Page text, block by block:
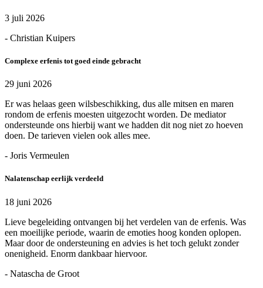
3 juli 2026
- Christian Kuipers
Complexe erfenis tot goed einde gebracht
29 juni 2026
Er was helaas geen wilsbeschikking, dus alle mitsen en maren
rondom de erfenis moesten uitgezocht worden. De mediator
ondersteunde ons hierbij want we hadden dit nog niet zo hoeven
doen. De tarieven vielen ook alles mee.
- Joris Vermeulen
Nalatenschap eerlijk verdeeld
18 juni 2026
Lieve begeleiding ontvangen bij het verdelen van de erfenis. Was
een moeilijke periode, waarin de emoties hoog konden oplopen.
Maar door de ondersteuning en advies is het toch gelukt zonder
onenigheid. Enorm dankbaar hiervoor.
- Natascha de Groot